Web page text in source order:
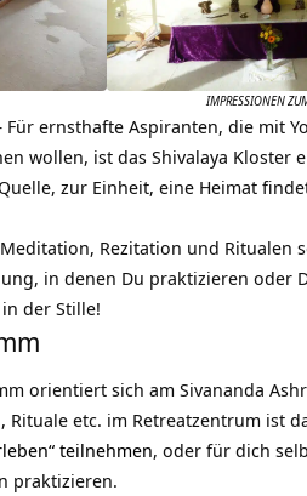
IMPRESSIONEN
Für ernsthafte Aspiranten, die mit
wollen, ist das Shivalaya Kloster
zur Einheit, eine Heimat
Rezitation und Ritualen
in denen Du praktizieren oder
der Stille!
orientiert sich am Sivananda
Rituale etc. im Retreatzentrum ist
teilnehmen, oder für dich
praktizieren.